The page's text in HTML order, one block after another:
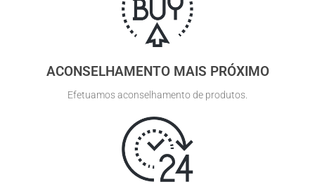
ACONSELHAMENTO MAIS PRÓXIMO
Efetuamos aconselhamento de produtos.